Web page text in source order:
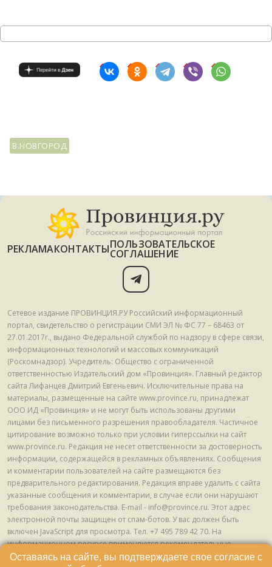
В.НОВГОРОД
РЕКЛАМАКОНТАКТЫПОЛЬЗОВАТЕЛЬСКОЕ
СОГЛАШЕНИЕ
Сетевое издание ПРОВИНЦИЯ.РУ Российский информационный
портал, свидетельство о регистрации СМИ ЭЛ № ФС 77 – 68463 от
27.01.2017г., выдано Федеральной службой по надзору в сфере связи,
информационных технологий и массовых коммуникаций
(Роскомнадзор). Учредитель: Общество с ограниченной
ответственностью Издательский дом «Провинция». Главный редактор
сайта Лифанцев Дмитрий Евгеньевич. Исключительные права на
материалы, размещенные на сайте www.province.ru, принадлежат
ООО ИД «Провинция» и не могут быть использованы другими
лицами без письменного разрешения правообладателя. Частичное
цитирование возможно только при условии гиперссылки на сайт
www.province.ru. Редакция не несет ответственности за достоверность
информации, содержащейся в рекламных объявлениях. Сообщения
и комментарии пользователей на сайте размещаются без
предварительного редактирования. Редакция вправе удалить с сайта
указанные сообщения и комментарии, в случае если они нарушают
требования законодательства. E-mail - info@province.ru. Этот адрес
электронной почты защищен от спам-ботов. У вас должен быть
включен JavaScript для просмотра. Tел. +7 495 789 42 70. На
информационном ресурсе применяются рекомендательные
технологии (информационные технологии предоставления
Оставаясь на сайте, вы подтверждаете свое согласие с